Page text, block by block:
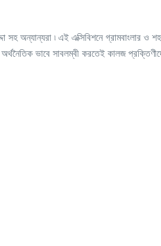
অন্যান্যরা ৷ এই এক্সিবিশনে গ্রামবাংলার ও
অর্থনৈতিক ভাবে সাবলম্বী করতেই কালজ